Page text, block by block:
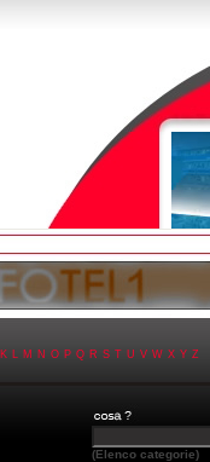
K L M N O P Q R S T U V W X Y Z
(Elenco categorie)